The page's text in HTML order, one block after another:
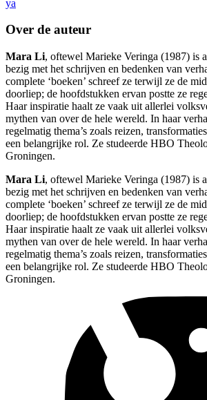
ya
Over de auteur
Mara Li, oftewel Marieke Veringa (1987) is
bezig met het schrijven en bedenken van
complete ‘boeken’ schreef ze terwijl ze de
doorliep; de hoofdstukken ervan postte ze
Haar inspiratie haalt ze vaak uit allerlei
mythen van over de hele wereld. In haar
regelmatig thema’s zoals reizen,
een belangrijke rol. Ze studeerde HBO
Groningen.
Mara Li, oftewel Marieke Veringa (1987) is
bezig met het schrijven en bedenken van
complete ‘boeken’ schreef ze terwijl ze de
doorliep; de hoofdstukken ervan postte ze
Haar inspiratie haalt ze vaak uit allerlei
mythen van over de hele wereld. In haar
regelmatig thema’s zoals reizen,
een belangrijke rol. Ze studeerde HBO
Groningen.